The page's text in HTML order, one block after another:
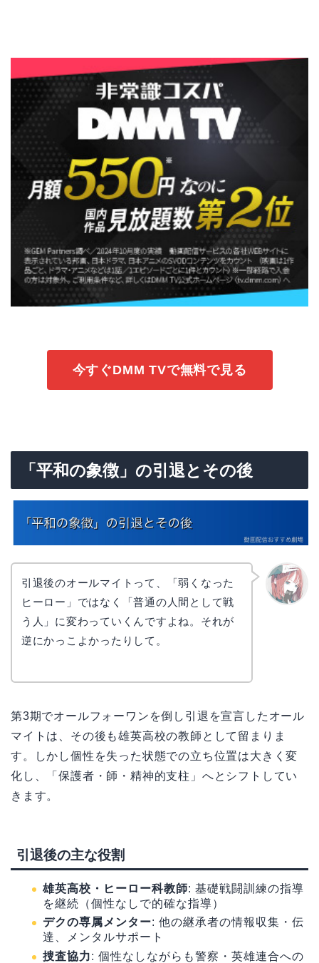
今すぐDMM TVで無料で見る
「平和の象徴」の引退とその後
引退後のオールマイトって、「弱くなった
ヒーロー」ではなく「普通の人間として戦
う人」に変わっていくんですよね。それが
逆にかっこよかったりして。
第3期でオールフォーワンを倒し引退を宣言したオール
マイトは、その後も雄英高校の教師として留まりま
す。しかし個性を失った状態での立ち位置は大きく変
化し、「保護者・師・精神的支柱」へとシフトしてい
きます。
引退後の主な役割
雄英高校・ヒーロー科教師: 基礎戦闘訓練の指導
を継続（個性なしで的確な指導）
デクの専属メンター: 他の継承者の情報収集・伝
達、メンタルサポート
捜査協力: 個性なしながらも警察・英雄連合への